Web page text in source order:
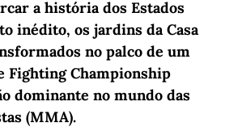
a história dos Estados
inédito, os jardins da Casa
no palco de um
Fighting Championship
dominante no mundo das
(MMA).